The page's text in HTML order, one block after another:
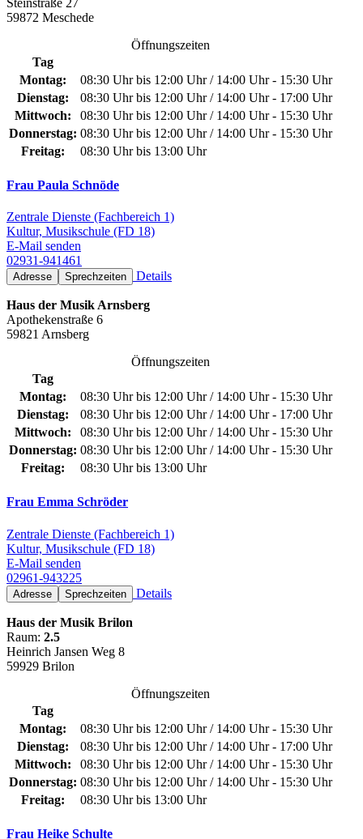
59872 Meschede
Öffnungszeiten
Tag
Montag:
08:30 Uhr bis 12:00 Uhr / 14:00 Uhr - 15:30 Uhr
Dienstag:
08:30 Uhr bis 12:00 Uhr / 14:00 Uhr - 17:00 Uhr
Mittwoch:
08:30 Uhr bis 12:00 Uhr / 14:00 Uhr - 15:30 Uhr
Donnerstag: 08:30 Uhr bis 12:00 Uhr / 14:00 Uhr - 15:30 Uhr
Freitag:
08:30 Uhr bis 13:00 Uhr
Frau Paula Schnöde
Zentrale Dienste (Fachbereich 1)
Kultur, Musikschule (FD 18)
E-Mail senden
02931-941461
Adresse Sprechzeiten Details
Haus der Musik Arnsberg
Apothekenstraße 6
59821 Arnsberg
Öffnungszeiten
Tag
Montag:
08:30 Uhr bis 12:00 Uhr / 14:00 Uhr - 15:30 Uhr
Dienstag:
08:30 Uhr bis 12:00 Uhr / 14:00 Uhr - 17:00 Uhr
Mittwoch:
08:30 Uhr bis 12:00 Uhr / 14:00 Uhr - 15:30 Uhr
Donnerstag: 08:30 Uhr bis 12:00 Uhr / 14:00 Uhr - 15:30 Uhr
Freitag:
08:30 Uhr bis 13:00 Uhr
Frau Emma Schröder
Zentrale Dienste (Fachbereich 1)
Kultur, Musikschule (FD 18)
E-Mail senden
02961-943225
Adresse Sprechzeiten Details
Haus der Musik Brilon
Raum: 2.5
Heinrich Jansen Weg 8
59929 Brilon
Öffnungszeiten
Tag
Montag:
08:30 Uhr bis 12:00 Uhr / 14:00 Uhr - 15:30 Uhr
Dienstag:
08:30 Uhr bis 12:00 Uhr / 14:00 Uhr - 17:00 Uhr
Mittwoch:
08:30 Uhr bis 12:00 Uhr / 14:00 Uhr - 15:30 Uhr
Donnerstag: 08:30 Uhr bis 12:00 Uhr / 14:00 Uhr - 15:30 Uhr
Freitag:
08:30 Uhr bis 13:00 Uhr
Frau Heike Schulte